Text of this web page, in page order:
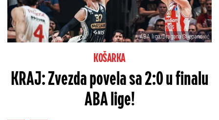
ABA liga/Dragana Stjepanović
KOŠARKA
KRAJ: Zvezda povela sa 2:0 u finalu
ABA lige!